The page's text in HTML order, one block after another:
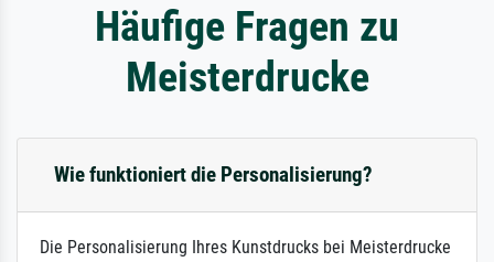
Häufige Fragen zu
Meisterdrucke
Wie funktioniert die Personalisierung?
Die Personalisierung Ihres Kunstdrucks bei Meisterdrucke